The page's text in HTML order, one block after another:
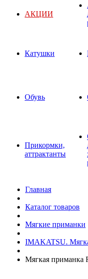
АКЦИИ
Катушки
Обувь
Прикормки,
аттрактанты
Главная
Каталог товаров
Мягкие приманки
IMAKATSU.
Мягкая приманка